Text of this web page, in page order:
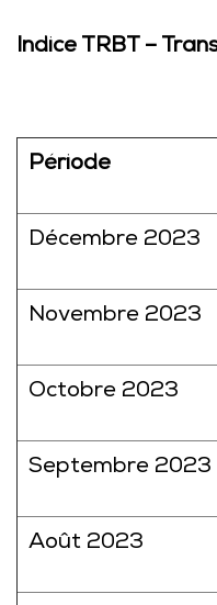
Indice TRBT –
Période
Décembre 2023
Novembre 2023
Octobre 2023
Septembre 2023
Août 2023